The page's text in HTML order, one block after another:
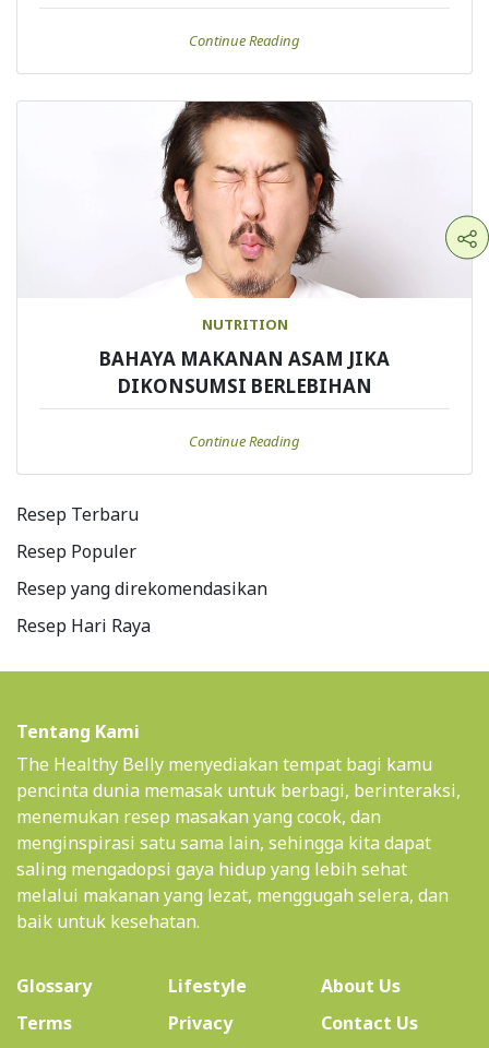
Continue Reading
NUTRITION
BAHAYA MAKANAN ASAM JIKA
DIKONSUMSI BERLEBIHAN
Continue Reading
Resep Terbaru
Resep Populer
Resep yang direkomendasikan
Resep Hari Raya
Tentang Kami
The Healthy Belly menyediakan tempat bagi kamu
pencinta dunia memasak untuk berbagi, berinteraksi,
menemukan resep masakan yang cocok, dan
menginspirasi satu sama lain, sehingga kita dapat
saling mengadopsi gaya hidup yang lebih sehat
melalui makanan yang lezat, menggugah selera, dan
baik untuk kesehatan.
Glossary Lifestyle About Us(current)
Terms
Privacy Contact Us